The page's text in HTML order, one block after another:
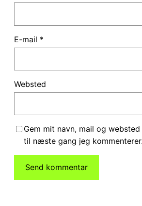
E-mail *
Websted
Gem mit navn, mail og
til næste gang jeg kommenterer.